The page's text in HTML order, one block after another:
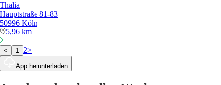
Thalia
Hauptstraße 81-83
50996 Köln
5,96 km
< 1 2>
App herunterladen